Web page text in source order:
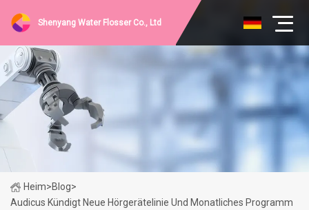
Shenyang Water Flosser Co., Ltd
Heim>Blog>
Audicus Kündigt Neue Hörgerätelinie Und Monatliches Programm